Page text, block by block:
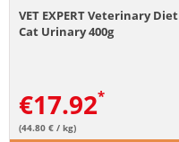
VET EXPERT Veterinary Diet
Cat Urinary 400g
€17.92
(44.80 € / kg)